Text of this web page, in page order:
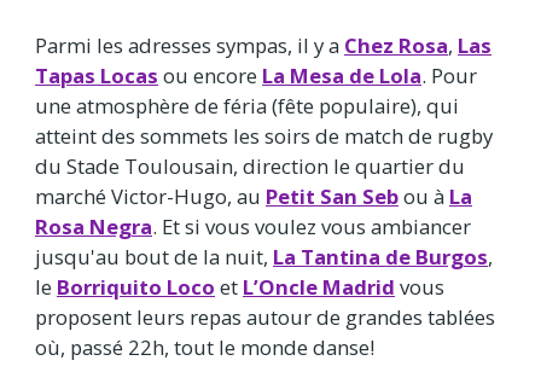
Parmi les adresses sympas, il y a Chez Rosa, Las
Tapas Locas ou encore La Mesa de Lola. Pour
une atmosphère de féria (fête populaire), qui
atteint des sommets les soirs de match de rugby
du Stade Toulousain, direction le quartier du
marché Victor-Hugo, au Petit San Sebou à La
Rosa Negra. Et si vous voulez vous ambiancer
jusqu'au bout de la nuit, La Tantina de Burgos,
le Borriquito Loco et L’Oncle Madrid vous
proposent leurs repas autour de grandes tablées
où, passé 22h, tout le monde danse!